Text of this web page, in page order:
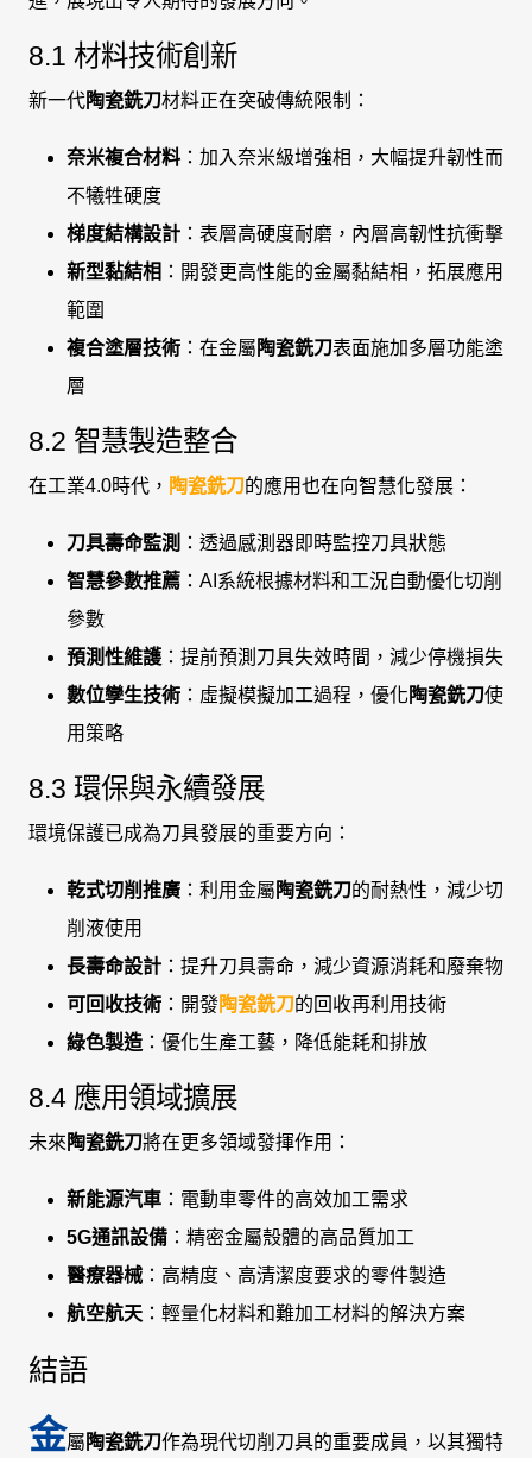
8.1 材料技術創新
新一代陶瓷銑刀材料正在突破傳統限制：
奈米複合材料 ：加入奈米級增強相，大幅提升韌性而
不犧牲硬度
梯度結構設計 ：表層高硬度耐磨，內層高韌性抗衝擊
新型黏結相 ：開發更高性能的金屬黏結相，拓展應用
範圍
複合塗層技術 ：在金屬陶瓷銑刀表面施加多層功能塗
層
8.2 智慧製造整合
在工業4.0時代， 陶瓷銑刀的應用也在向智慧化發展：
刀具壽命監測 ：透過感測器即時監控刀具狀態
智慧參數推薦 ：AI系統根據材料和工況自動優化切削
參數
預測性維護 ：提前預測刀具失效時間，減少停機損失
數位孿生技術 ：虛擬模擬加工過程，優化陶瓷銑刀使
用策略
8.3 環保與永續發展
環境保護已成為刀具發展的重要方向：
乾式切削推廣 ：利用金屬陶瓷銑刀的耐熱性，減少切
削液使用
長壽命設計 ：提升刀具壽命，減少資源消耗和廢棄物
可回收技術 ：開發陶瓷銑刀的回收再利用技術
綠色製造 ：優化生產工藝，降低能耗和排放
8.4 應用領域擴展
未來陶瓷銑刀將在更多領域發揮作用：
新能源汽車 ：電動車零件的高效加工需求
5G通訊設備 ：精密金屬殼體的高品質加工
醫療器械 ：高精度、高清潔度要求的零件製造
航空航天 ：輕量化材料和難加工材料的解決方案
結語
金屬陶瓷銑刀作為現代切削刀具的重要成員，以其獨特